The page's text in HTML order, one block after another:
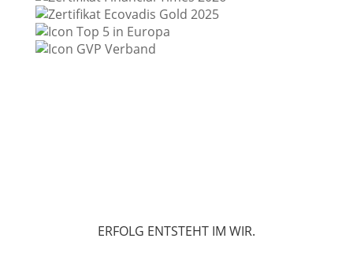
ERFOLG ENTSTEHT IM WIR.